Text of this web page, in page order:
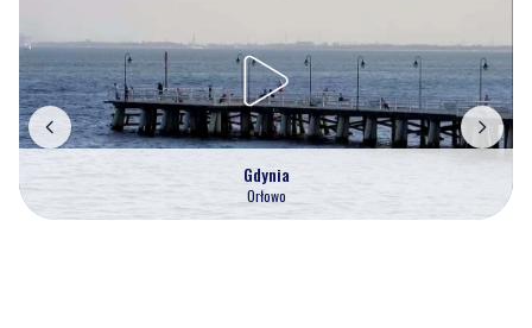
Gdynia
Orłowo